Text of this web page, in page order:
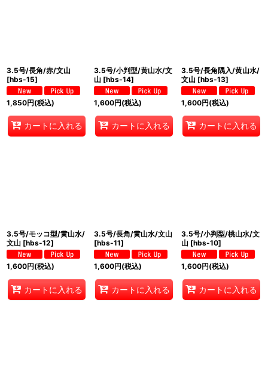
3.5号/長角/赤/文山
[hbs-15]
1,850円(税込)
カートに入れる
3.5号/小判型/黄山水/文
山 [hbs-14]
1,600円(税込)
カートに入れる
3.5号/長角隅入/黄山水/
文山 [hbs-13]
1,600円(税込)
カートに入れる
3.5号/モッコ型/黄山水/
文山 [hbs-12]
1,600円(税込)
カートに入れる
3.5号/長角/黄山水/文山
[hbs-11]
1,600円(税込)
カートに入れる
3.5号/小判型/桃山水/文
山 [hbs-10]
1,600円(税込)
カートに入れる